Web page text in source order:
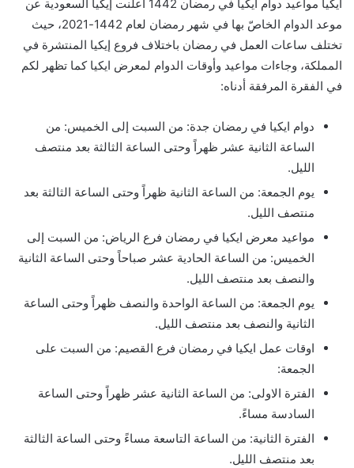
ايكيا مواعيد دوام ايكيا في رمضان 1442 أعلنت إيكيا السعودية عن
موعد الدوام الخاصّ بها في شهر رمضان لعام 1442-2021، حيث
تختلف ساعات العمل في رمضان باختلاف فروع إيكيا المنتشرة في
المملكة، وجاءات مواعيد وأوقات الدوام لمعرض ايكيا كما تظهر لكم
في الفقرة المرفقة أدناه:
دوام ايكيا في رمضان جدة: من السبت إلى الخميس: من
الساعة الثانية عشر ظهراً وحتى الساعة الثالثة بعد منتصف
الليل.
يوم الجمعة: من الساعة الثانية ظهراً وحتى الساعة الثالثة بعد
منتصف الليل.
مواعيد معرض ايكيا في رمضان فرع الرياض: من السبت إلى
الخميس: من الساعة الحادية عشر صباحاً وحتى الساعة الثانية
والنصف بعد منتصف الليل.
يوم الجمعة: من الساعة الواحدة والنصف ظهراً وحتى الساعة
الثانية والنصف بعد منتصف الليل.
اوقات عمل ايكيا في رمضان فرع القصيم: من السبت على
الجمعة:
الفترة الاولى: من الساعة الثانية عشر ظهراً وحتى الساعة
السادسة مساءً.
الفترة الثانية: من الساعة التاسعة مساءً وحتى الساعة الثالثة
بعد منتصف الليل.